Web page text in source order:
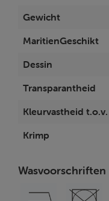
Gewicht
MaritienGeschikt
Dessin
Transparantheid
Kleurvastheid
Krimp
Wasvoorschriften